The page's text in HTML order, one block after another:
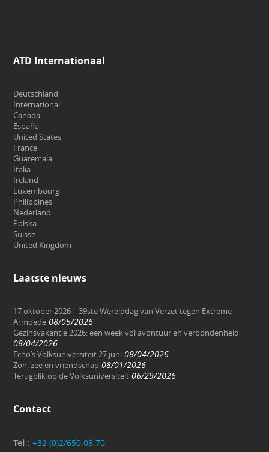
ATD Internationaal
Deutschland
International
Canada
España
United States
France
Guatemala
Italia
Ireland
Luxembourg
Philippines
Nederland
Polska
Suisse
United Kingdom
Laatste nieuws
17 oktober 2026 – 39ste Werelddag van Verzet tegen Extreme
Armoede 08/05/2026
Gezinsvakantie 2026: een week vol avontuur en verbondenheid
08/04/2026
Echo’s Volksuniversiteit 27 juni 08/04/2026
Zon, zee en vriendschap 08/01/2026
Terugblik op de Volksuniversiteit 06/29/2026
Contact
Tel : +32 (0)2/650.08.70